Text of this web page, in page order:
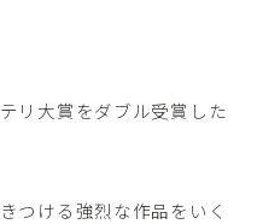
リ大賞をダブル受賞した
つける強烈な作品をいく